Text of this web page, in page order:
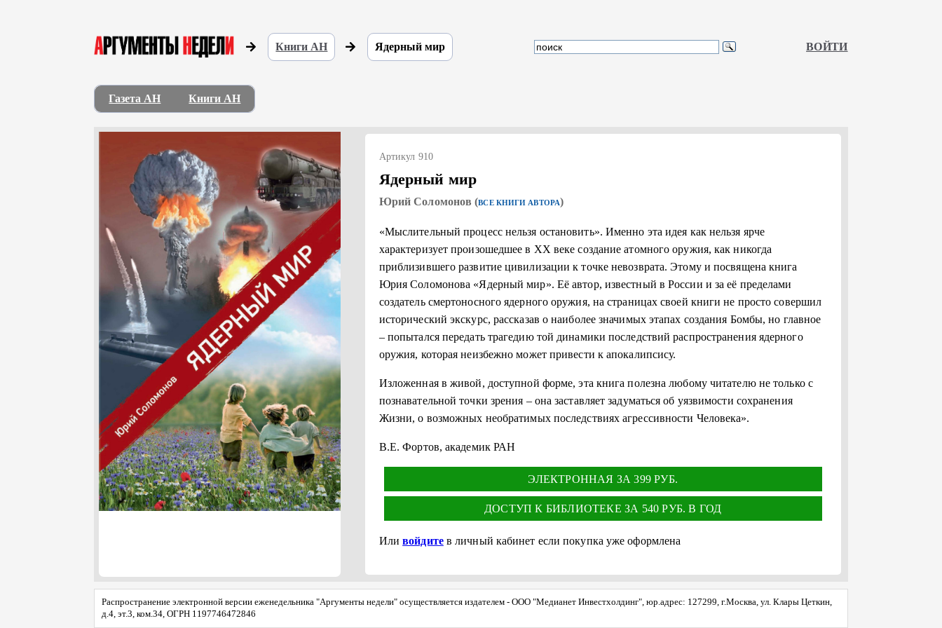
Книги АН Ядерный мир ВОЙТИ
Газета АН Книги АН
Артикул 910
Ядерный мир
Юрий Соломонов (ВСЕ КНИГИ АВТОРА)
«Мыслительный процесс нельзя остановить». Именно эта идея как нельзя ярче
характеризует произошедшее в ХХ веке создание атомного оружия, как никогда
приблизившего развитие цивилизации к точке невозврата. Этому и посвящена книга
Юрия Соломонова «Ядерный мир». Её автор, известный в России и за её пределами
создатель смертоносного ядерного оружия, на страницах своей книги не просто совершил
исторический экскурс, рассказав о наиболее значимых этапах создания Бомбы, но главное
– попытался передать трагедию той динамики последствий распространения ядерного
оружия, которая неизбежно может привести к апокалипсису.
Изложенная в живой, доступной форме, эта книга полезна любому читателю не только с
познавательной точки зрения – она заставляет задуматься об уязвимости сохранения
Жизни, о возможных необратимых последствиях агрессивности Человека».
В.Е. Фортов, академик РАН
ЭЛЕКТРОННАЯ ЗА 399 РУБ.
ДОСТУП К БИБЛИОТЕКЕ ЗА 540 РУБ. В ГОД
Иливойдитев личный кабинет если покупка уже оформлена
Распространение электронной версии еженедельника "Аргументы недели" осуществляется издателем - ООО "Медианет Инвестхолдинг", юр.адрес: 127299, г.Москва, ул. Клары Цеткин,
д.4, эт.3, ком.34, ОГРН 1197746472846